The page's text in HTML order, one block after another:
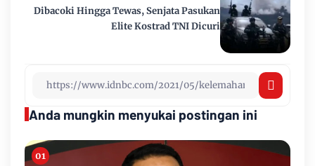
Dibacoki Hingga Tewas, Senjata Pasukan
Elite Kostrad TNI Dicuri
Anda mungkin menyukai postingan ini